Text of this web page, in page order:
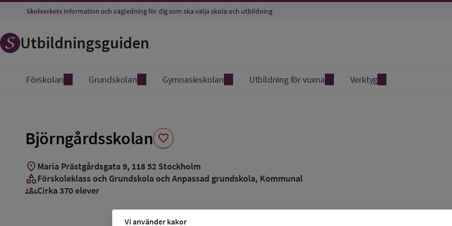
Vi använder kakor
Skolverkets information och vägledning för dig som ska välja skola och utbildning
Utbildningsguiden
Förskolan Grundskolan Gymnasieskolan Utbildning för vuxna Verktyg
Björngårdsskolan favorite
Spara
location_on Maria Prästgårdsgata 9, 11852 Stockholm
categoryFörskoleklass och Grundskola och Anpassad grundskola, Kommunal
groups_3Cirka 370 elever